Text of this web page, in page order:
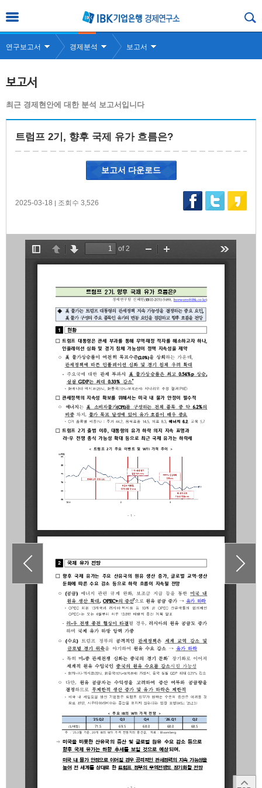
연구보고서 경제분석 보고서
보고서
최근 경제현안에 대한 분석 보고서입니다
트럼프 2기, 향후 국제 유가 흐름은?
2025-03-18 | 조회수 3,526
보고서 다운로드